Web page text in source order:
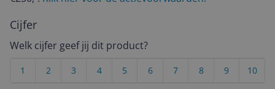
Cijfer
Welk cijfer geef jij dit product?
10
9
8
7
6
5
4
3
2
1